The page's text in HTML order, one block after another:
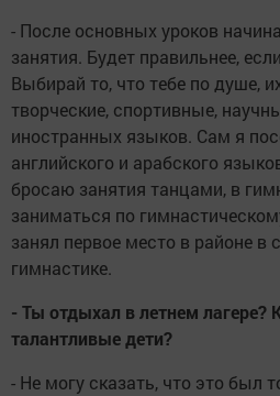
- После основных уроков
занятия. Будет правильнее,
Выбирай то, что тебе по душе,
творческие, спортивные,
иностранных языков. Сам я
английского и арабского
бросаю занятия танцами, в
заниматься по
занял первое место в районе в
гимнастике.
- Ты отдыхал в летнем лагере?
талантливые дети?
- Не могу сказать, что это был